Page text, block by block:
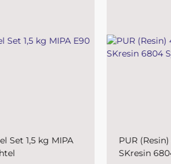
PUR (Resin) 4 Minuten
SKresin 6804 Systemharz